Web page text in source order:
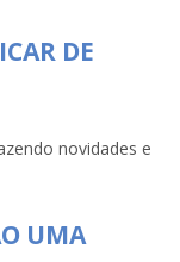
DE
novidades e
UMA